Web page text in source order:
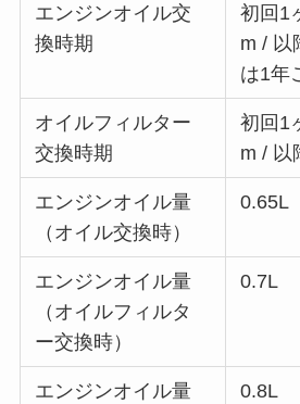
エンジンオイル交
換時期
初回1
m / 以
は1年
オイルフィルター
交換時期
初回1
m / 以
エンジンオイル量
（オイル交換時）
0.65L
エンジンオイル量
（オイルフィルタ
ー交換時）
0.7L
エンジンオイル量
0.8L